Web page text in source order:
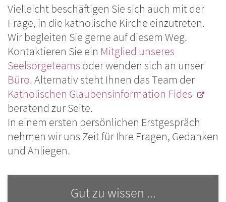
Vielleicht beschäftigen Sie sich auch mit der
Frage, in die katholische Kirche einzutreten.
Wir begleiten Sie gerne auf diesem Weg.
Kontaktieren Sie ein Mitglied unseres
Seelsorgeteams oder wenden sich an unser
Büro. Alternativ steht Ihnen das Team der
Katholischen Glaubensinformation Fides
beratend zur Seite.
In einem ersten persönlichen Erstgespräch
nehmen wir uns Zeit für Ihre Fragen, Gedanken
und Anliegen.
Gut zu wissen ...